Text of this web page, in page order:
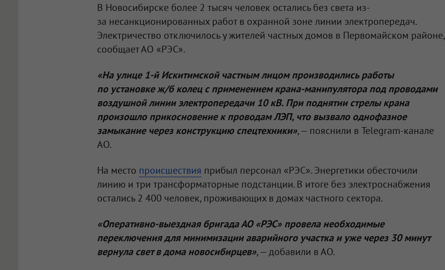
В Новосибирске более 2 тысяч человек остались без света из-
за несанкционированных работ в охранной зоне линии электропередач.
Электричество отключилось у жителей частных домов в Первомайском районе,
сообщает АО «РЭС».
«На улице 1-й Искитимской частным лицом производились работы
по установке ж/б колец с применением крана-манипулятора под проводами
воздушной линии электропередачи 10 кВ. При поднятии стрелы крана
произошло прикосновение к проводам ЛЭП, что вызвало однофазное
замыкание через конструкцию спецтехники», — пояснили в Telegram-канале
АО.
На место происшествия прибыл персонал «РЭС». Энергетики обесточили
линию и три трансформаторные подстанции. В итоге без электроснабжения
остались 2 400 человек, проживающих в домах частного сектора.
«Оперативно-выездная бригада АО «РЭС» провела необходимые
переключения для минимизации аварийного участка и уже через 30 минут
вернула свет в дома новосибирцев», — добавили в АО.